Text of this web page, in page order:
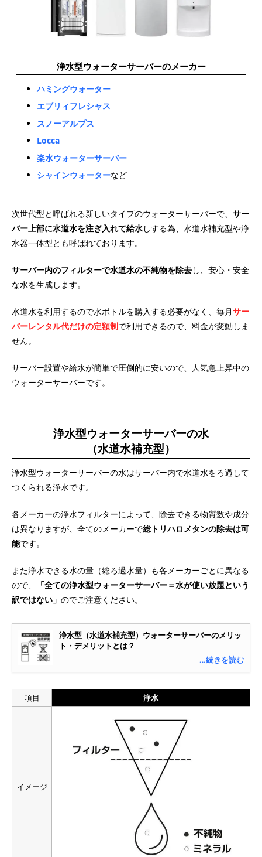
浄水型ウォーターサーバーのメーカー
ハミングウォーター
エブリィフレシャス
スノーアルプス
Locca
楽水ウォーターサーバー
シャインウォーターなど
次世代型と呼ばれる新しいタイプのウォーターサーバーで、 サー
バー上部に水道水を注ぎ入れて給水しする為、水道水補充型や浄
水器一体型とも呼ばれております。
サーバー内のフィルターで水道水の不純物を除去し、安心・安全
な水を生成します。
水道水を利用するので水ボトルを購入する必要がなく、毎月サー
バーレンタル代だけの定額制で利用できるので、料金が変動しま
せん。
サーバー設置や給水が簡単で圧倒的に安いので、人気急上昇中の
ウォーターサーバーです。
浄水型ウォーターサーバーの水
（水道水補充型）
浄水型ウォーターサーバーの水はサーバー内で水道水をろ過して
つくられる浄水です。
各メーカーの浄水フィルターによって、除去できる物質数や成分
は異なりますが、全てのメーカーで総トリハロメタンの除去は可
能です。
また浄水できる水の量（総ろ過水量）も各メーカーごとに異なる
ので、
「全ての浄水型ウォーターサーバー＝水が使い放題という
訳ではない」 のでご注意ください。
浄水型（水道水補充型）ウォーターサーバーのメリッ
ト・デメリットとは？
…続きを読む
項目 浄水
イメージ